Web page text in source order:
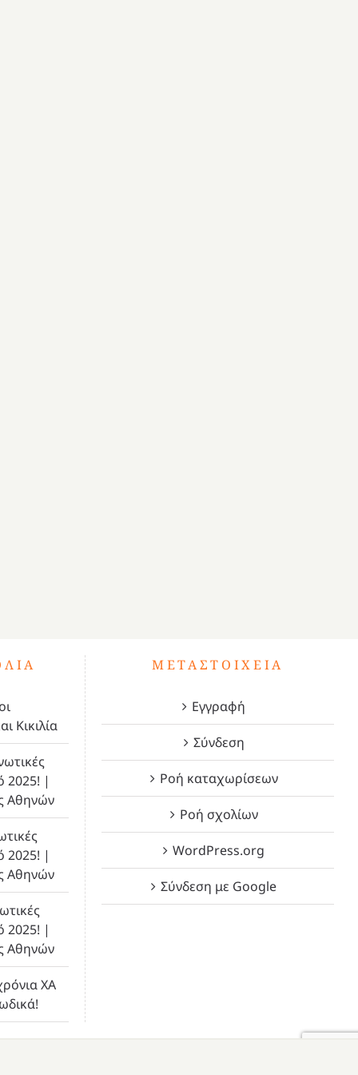
Κικιλία
2025! |
Αθηνών
2025! |
Αθηνών
2025! |
Αθηνών
ΧΑ
ΜΕΤΑΣΤΟΙΧΕΊΑ
Εγγραφή
Σύνδεση
Ροή καταχωρίσεων
Ροή σχολίων
WordPress.org
Σύνδεση με Google